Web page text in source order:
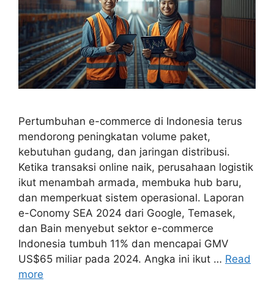
Pertumbuhan e-commerce di Indonesia terus
mendorong peningkatan volume paket,
kebutuhan gudang, dan jaringan distribusi.
Ketika transaksi online naik, perusahaan logistik
ikut menambah armada, membuka hub baru,
dan memperkuat sistem operasional. Laporan
e-Conomy SEA 2024 dari Google, Temasek,
dan Bain menyebut sektor e-commerce
Indonesia tumbuh 11% dan mencapai GMV
US$65 miliar pada 2024. Angka ini ikut … Read
more